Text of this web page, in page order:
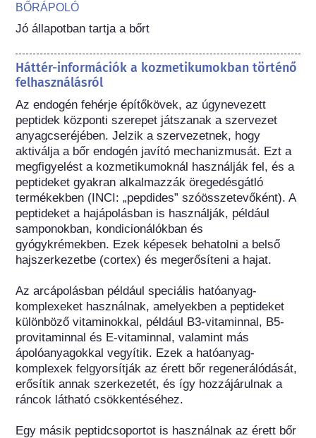
BŐRÁPOLÓ
Jó állapotban tartja a bőrt
Háttér-információk a kozmetikumokban történő
felhasználásról
Az endogén fehérje építőkövek, az úgynevezett
peptidek központi szerepet játszanak a szervezet
anyagcseréjében. Jelzik a szervezetnek, hogy
aktiválja a bőr endogén javító mechanizmusát. Ezt a
megfigyelést a kozmetikumoknál használják fel, és a
peptideket gyakran alkalmazzák öregedésgátló
termékekben (INCI: „pepdides” szóösszetevőként). A
peptideket a hajápolásban is használják, például
samponokban, kondicionálókban és
gyógykrémekben. Ezek képesek behatolni a belső
hajszerkezetbe (cortex) és megerősíteni a hajat.
Az arcápolásban például speciális hatóanyag-
komplexeket használnak, amelyekben a peptideket
különböző vitaminokkal, például B3-vitaminnal, B5-
provitaminnal és E-vitaminnal, valamint más
ápolóanyagokkal vegyítik. Ezek a hatóanyag-
komplexek felgyorsítják az érett bőr regenerálódását,
erősítik annak szerkezetét, és így hozzájárulnak a
ráncok látható csökkentéséhez.
Egy másik peptidcsoportot is használnak az érett bőr